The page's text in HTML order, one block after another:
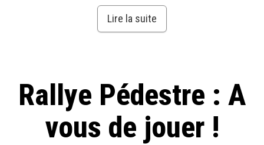
Lire la suite
Rallye Pédestre : A
vous de jouer !